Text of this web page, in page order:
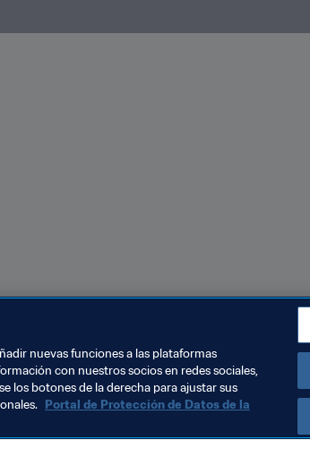
acceder a los juegos, concursos y
de Panini, vota por los premios de la
nuevas funciones a las plataformas
con nuestros socios en redes sociales,
los botones de la derecha para ajustar sus
Portal de Protección de Datos de la